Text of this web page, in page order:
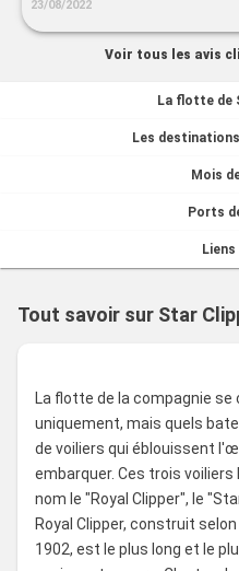
23/08/2022
Voir tous les avis
La flotte de
Les
Mois
Ports
Tout savoir sur Star
La flotte de la compagnie
uniquement, mais quels
de voiliers qui éblouissent
embarquer. Ces trois
nom le "Royal Clipper", le
Royal Clipper, construit
1902, est le plus long et le